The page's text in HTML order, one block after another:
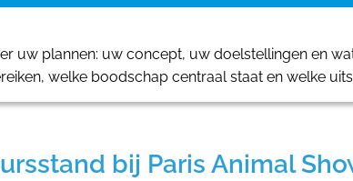
uw plannen: uw concept, uw doelstellingen en
welke boodschap centraal staat en welke
bij Paris Animal